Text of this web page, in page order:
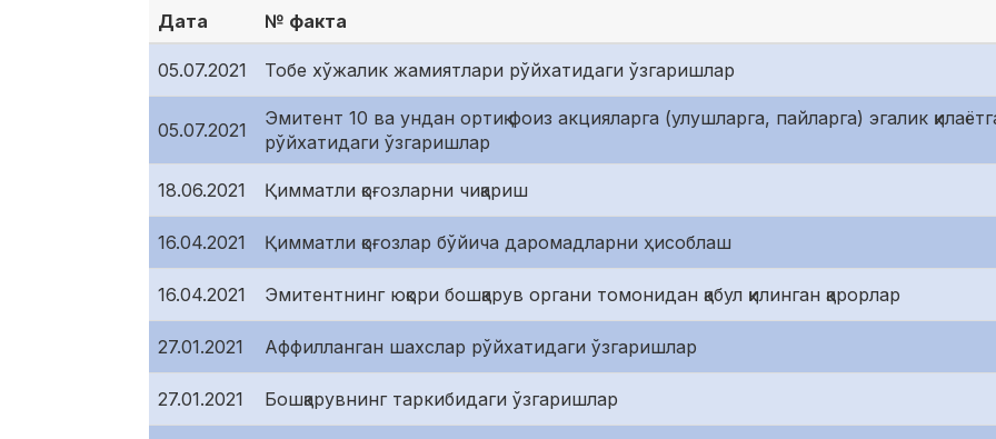
Дата № факта
05.07.2021 Тобе хўжалик жамиятлари рўйхатидаги ўзгаришлар
05.07.2021
Эмитент 10 ва ундан ортиқ фоиз акцияларга (улушларга, пайларга) эгалик
рўйхатидаги ўзгаришлар
18.06.2021 Қимматли қоғозларни чиқариш
16.04.2021 Қимматли қоғозлар бўйича даромадларни ҳисоблаш
16.04.2021 Эмитентнинг юқори бошқарув органи томонидан қабул қилинган қарорлар
27.01.2021 Аффилланган шахслар рўйхатидаги ўзгаришлар
27.01.2021 Бошқарувнинг таркибидаги ўзгаришлар